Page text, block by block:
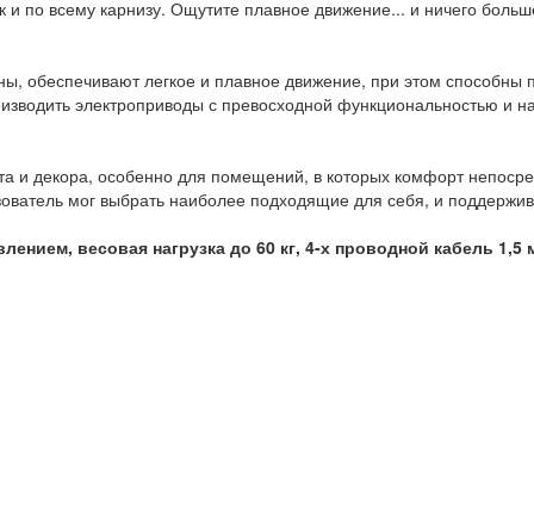
и по всему карнизу. Ощутите плавное движение... и ничего
обеспечивают легкое и плавное движение, при этом
электроприводы с превосходной функциональностью и
и декора, особенно для помещений, в которых комфорт
мог выбрать наиболее подходящие для себя, и
весовая нагрузка до 60 кг, 4-х проводной кабель 1,5